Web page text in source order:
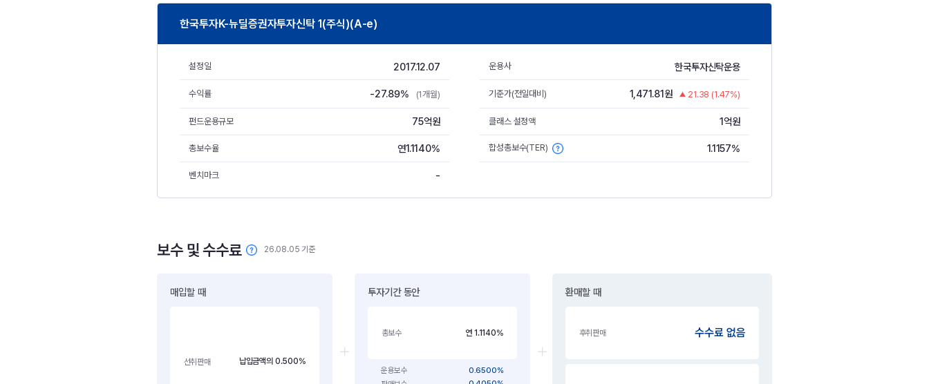
한국투자K-뉴딜증권자투자신탁 1(주식)(A-e)
설정일 2017.12.07 운용사 한국투자신탁운용
수익률 -27.89% (1개월) 기준가(전일대비) 1,471.81원 21.38 (1.47%)
펀드운용규모 75억원 클래스 설정액 1억원
총보수율 연1.1140% 합성총보수(TER) 1.1157%
벤치마크 -
보수 및 수수료 26.08.05 기준
매입할 때
선취판매 납입금액의 0.500%
투자기간 동안
총보수 연 1.1140%
운용보수
0.6500%
환매할 때
후취판매 수수료 없음